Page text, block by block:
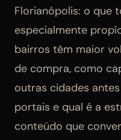
Florianópolis: o que
especialmente
bairros têm maior
de compra, como
outras cidades
portais e qual é a
conteúdo que